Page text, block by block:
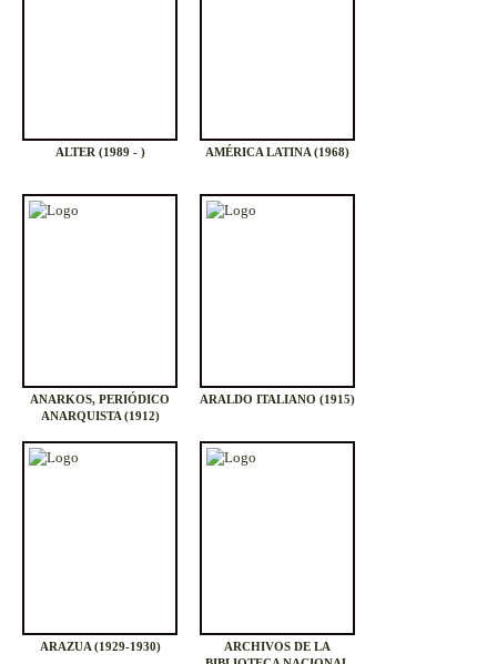
ALTER (1989 - ) AMÉRICA LATINA (1968)
ANARKOS, PERIÓDICO
ANARQUISTA (1912)
ARALDO ITALIANO (1915)
ARAZUA (1929-1930)
ARCHIVOS DE LA